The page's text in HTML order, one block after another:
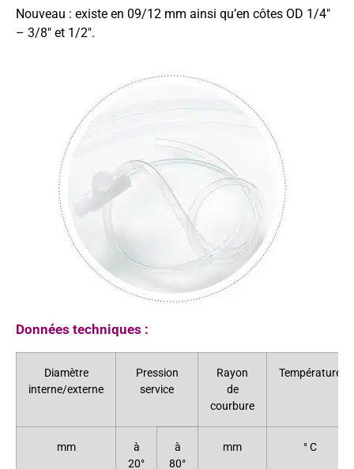
Nouveau : existe en 09/12 mm ainsi qu’en côtes OD 1/4″
– 3/8″ et 1/2″.
Données techniques :
Diamètre
interne/externe
Pression
service
Rayon
de
courbure
Température
mm
à
20°
à
80°
mm ° C